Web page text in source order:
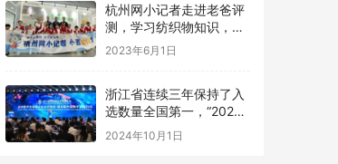
杭州网小记者走进老爸评
测，学习纺织物知识，探
究感官秘密
2023年6月1日
浙江省连续三年保持了入
选数量全国第一，“2024
数字贸易系列评选”在杭州
2024年10月1日